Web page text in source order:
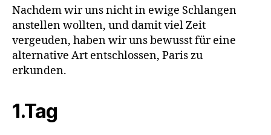
Nachdem wir uns nicht in ewige Schlangen
anstellen wollten, und damit viel Zeit
vergeuden, haben wir uns bewusst für eine
alternative Art entschlossen, Paris zu
erkunden.
1.Tag